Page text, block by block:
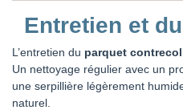
Entretien et
L’entretien du parquet
Un nettoyage régulier avec un
une serpillière légèrement
naturel.